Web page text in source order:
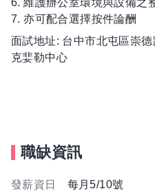
6. 維護辦公室環境與設備之
7. 亦可配合選擇按件論酬
面試地址: 台中市北屯區崇
克婓勒中心
職缺資訊
發薪資日 每月5/10號